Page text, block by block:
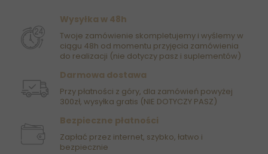
Wysyłka w 48h
Twoje zamówienie skompletujemy i wyślemy w
ciągu 48h od momentu przyjęcia zamówienia
do realizacji (nie dotyczy pasz i suplementów)
Darmowa dostawa
Przy płatności z góry, dla zamówień powyżej
300zł, wysyłka gratis (NIE DOTYCZY PASZ)
Bezpieczne płatności
Zapłać przez internet, szybko, łatwo i
bezpiecznie